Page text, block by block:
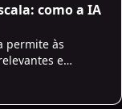
como a IA
permite às
e